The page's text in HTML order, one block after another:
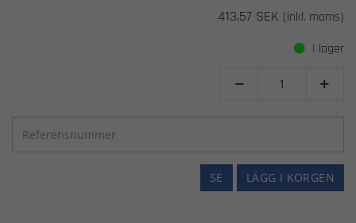
413,57 SEK (inkl. moms)
I lager
 
LÄGG I KORGEN
SE